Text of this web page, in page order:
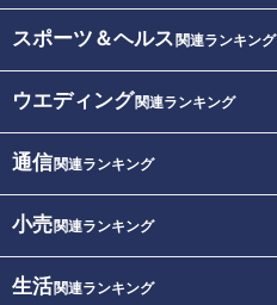
スポーツ＆ヘルス 関連ランキング
ウエディング関連ランキング
通信関連ランキング
小売関連ランキング
生活関連ランキング